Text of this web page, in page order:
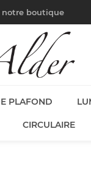
notre boutique
PLAFOND
CIRCULAIRE